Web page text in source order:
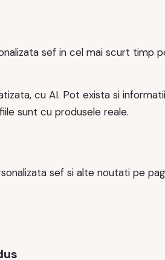
sef in cel mai scurt timp
cu AI. Pot exista si
sunt cu produsele reale.
sef si alte noutati pe